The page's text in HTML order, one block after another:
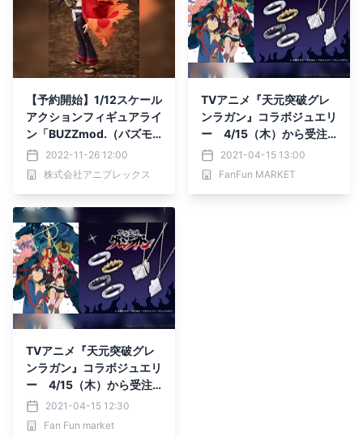
【予約開始】1/12スケール
アクションフィギュアライ
ン「BUZZmod.（バズモ
ッド）」に アニメ「天元
突破グレンラガン」からカ
ミナが参戦！
2022-11-26 12:00
株式会社アニプレックス
TVアニメ『天元突破グレ
ンラガン』コラボジュエリ
ー 4/15（木）から受注
販売開始！
2021-04-15 13:00
FanFun MARKET
TVアニメ『天元突破グレ
ンラガン』コラボジュエリ
ー 4/15（木）から受注
販売開始！
2021-04-15 12:30
Fan Fun market